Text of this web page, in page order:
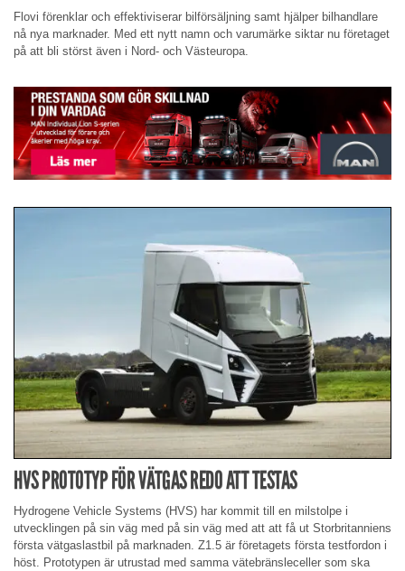
Flovi förenklar och effektiviserar bilförsäljning samt hjälper bilhandlare
nå nya marknader. Med ett nytt namn och varumärke siktar nu företaget
på att bli störst även i Nord- och Västeuropa.
HVS PROTOTYP FÖR VÄTGAS REDO ATT TESTAS
Hydrogene Vehicle Systems (HVS) har kommit till en milstolpe i
utvecklingen på sin väg med på sin väg med att att få ut Storbritanniens
första vätgaslastbil på marknaden. Z1.5 är företagets första testfordon i
höst. Prototypen är utrustad med samma vätebränsleceller som ska